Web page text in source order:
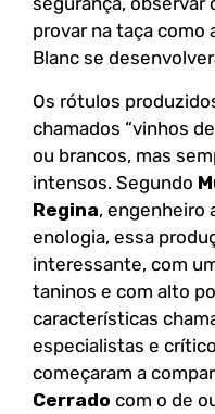
provar na taça como
Blanc se
Os rótulos
chamados “vinhos
ou brancos, mas
intensos. Segundo
Regina, engenheiro
enologia, essa
interessante, com
taninos e com alto
características
especialistas e
começaram a
Cerrado com o de